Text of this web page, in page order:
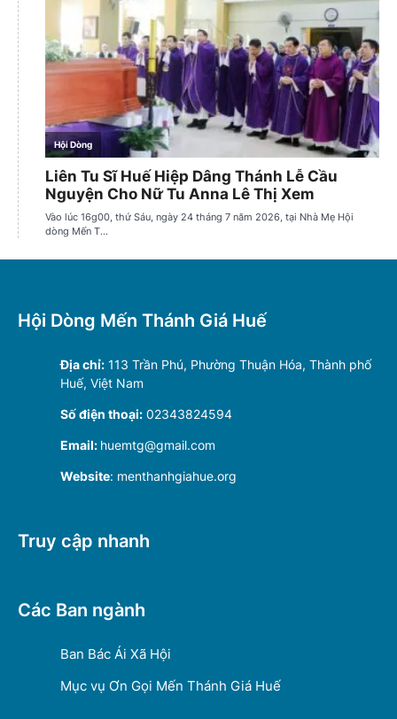
Hội Dòng Mến Thánh Giá Huế
Địa chỉ: 113 Trần Phú, Phường Thuận Hóa, Thành phố
Huế, Việt Nam
Số điện thoại: 02343824594
Email: huemtg@gmail.com
Website: menthanhgiahue.org
Truy cập nhanh
Các Ban ngành
Ban Bác Ái Xã Hội
Mục vụ Ơn Gọi Mến Thánh Giá Huế